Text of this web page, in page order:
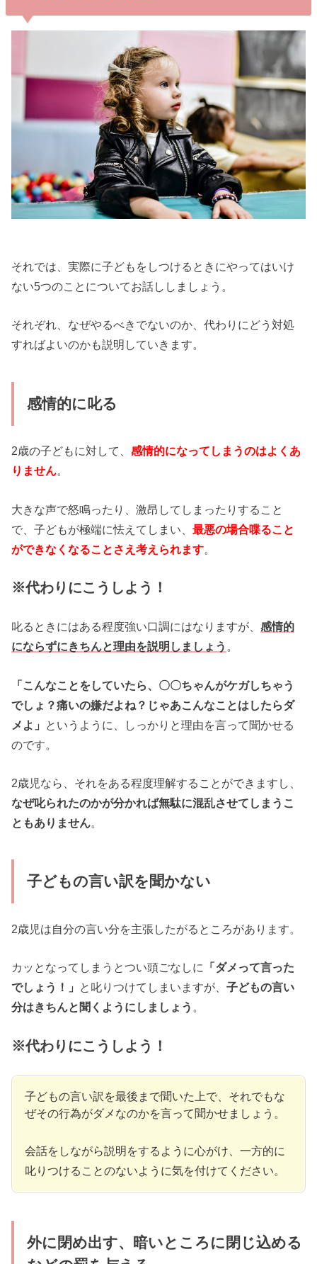
それでは、実際に子どもをしつけるときにやってはいけ
ない5つのことについてお話ししましょう。
それぞれ、なぜやるべきでないのか、代わりにどう対処
すればよいのかも説明していきます。
感情的に叱る
2歳の子どもに対して、感情的になってしまうのはよくあ
りません。
大きな声で怒鳴ったり、激昂してしまったりすること
で、子どもが極端に怯えてしまい、最悪の場合喋ること
ができなくなることさえ考えられます
※代わりにこうしよう！
叱るときにはある程度強い口調にはなりますが、感情的
にならずにきちんと理由を説明しましょう 。
「こんなことをしていたら、〇〇ちゃんがケガしちゃう
でしょ？痛いの嫌だよね？じゃあこんなことはしたらダ
メよ」
というように、しっかりと理由を言って聞かせる
のです。
2歳児なら、それをある程度理解することができますし、
なぜ叱られたのかが分かれば無駄に混乱させてしまうこ
ともありません。
子どもの言い訳を聞かない
2歳児は自分の言い分を主張したがるところがあります。
カッとなってしまうとつい頭ごなしに
「ダメって言った
でしょう！」 と叱りつけてしまいますが、子どもの言い
分はきちんと聞くようにしましょう 。
※代わりにこうしよう！
子どもの言い訳を最後まで聞いた上で、それでもな
ぜその行為がダメなのかを言って聞かせましょう。
会話をしながら説明をするように心がけ、一方的に
叱りつけることのないように気を付けてください。
外に閉め出す、暗いところに閉じ込める